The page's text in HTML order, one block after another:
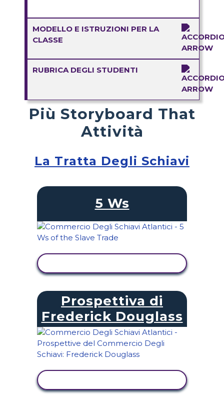
MODELLO E ISTRUZIONI PER LA
CLASSE
RUBRICA DEGLI STUDENTI
Più Storyboard That
Attività
La Tratta Degli Schiavi
5 Ws
Prospettiva di
Frederick Douglass